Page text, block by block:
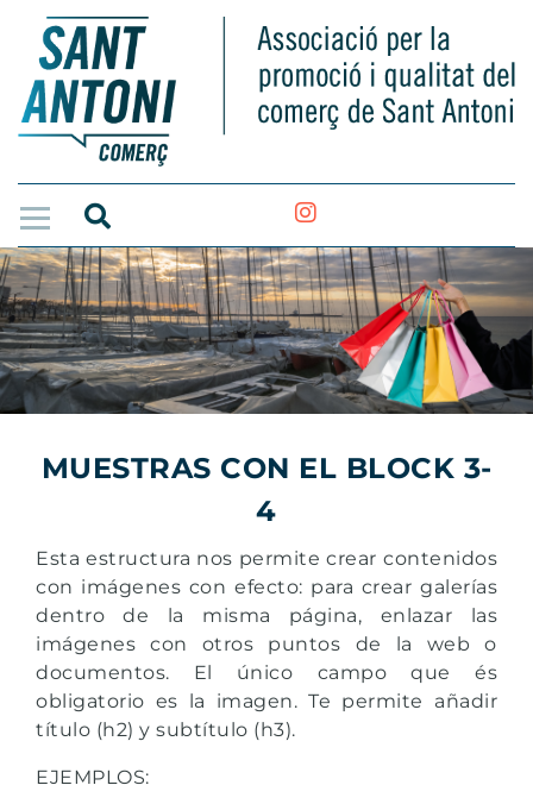
MUESTRAS CON EL BLOCK 3-
4
Esta estructura nos permite crear contenidos
con imágenes con efecto: para crear galerías
dentro de la misma página, enlazar las
imágenes con otros puntos de la web o
documentos. El único campo que és
obligatorio es la imagen. Te permite añadir
título (h2) y subtítulo (h3).
EJEMPLOS: